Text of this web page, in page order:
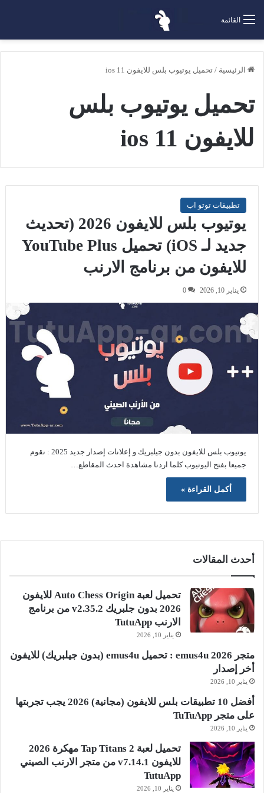
القائمة
الرئيسية / تحميل يوتيوب بلس للايفون ios 11
تحميل يوتيوب بلس
للايفون ios 11
تطبيقات توتو اب
يوتيوب بلس للايفون 2026 (تحديث
جديد لـ iOS) تحميل YouTube Plus
للايفون من برنامج الارنب
يناير 10, 2026 0
يوتيوب بلس للايفون بدون جيلبريك و إعلانات إصدار جديد 2025 : نقوم
جميعا بفتح اليوتيوب كلما اردنا مشاهدة احدث المقاطع…
أكمل القراءة »
أحدث المقالات
تحميل لعبة Auto Chess Origin للايفون
2026 بدون جلبريك v2.35.2 من برنامج
الارنب TutuApp
يناير 10, 2026
متجر emus4u 2026 : تحميل emus4u (بدون جيلبريك) للايفون
أخر إصدار
يناير 10, 2026
أفضل 10 تطبيقات بلس للايفون (مجانية) 2026 يجب تجربتها
على متجر TuTuApp
يناير 10, 2026
تحميل لعبة Tap Titans 2 مهكرة 2026
للايفون v7.14.1 من متجر الارنب الصيني
TutuApp
يناير 10, 2026